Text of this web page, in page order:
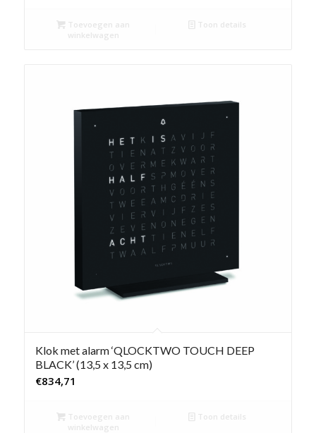
Toevoegen aan
winkelwagen
Toon details
Klok met alarm ‘QLOCKTWO TOUCH DEEP
BLACK’ (13,5 x 13,5 cm)
€834,71
Toevoegen aan
winkelwagen
Toon details